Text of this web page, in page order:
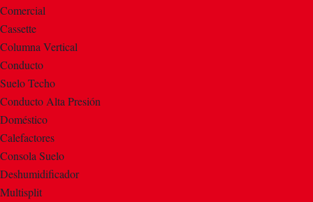
Comercial
Cassette
Columna Vertical
Conducto
Suelo Techo
Conducto Alta Presión
Doméstico
Calefactores
Consola Suelo
Deshumidificador
Multisplit